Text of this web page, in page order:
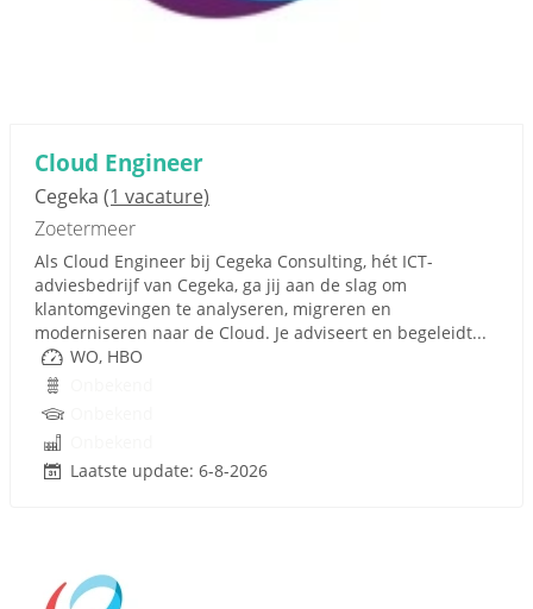
Cloud Engineer
Cegeka (1 vacature)
Zoetermeer
Als Cloud Engineer bij Cegeka Consulting, hét ICT-
adviesbedrijf van Cegeka, ga jij aan de slag om
klantomgevingen te analyseren, migreren en
moderniseren naar de Cloud. Je adviseert en begeleidt...
WO, HBO
Laatste update: 6-8-2026